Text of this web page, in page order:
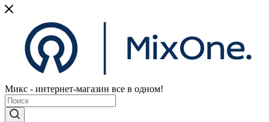
Микс - интернет-магазин все в одном!